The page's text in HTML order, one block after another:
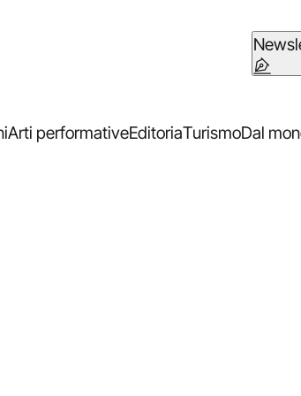
Arti performativeEditoriaTurismoDal